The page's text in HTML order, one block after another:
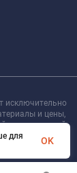
исключительно
и цены,
определяемой
для
OK